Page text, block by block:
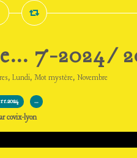
7-2024/
, Lundi, Mot mystère, Novembre
…
covix-lyon